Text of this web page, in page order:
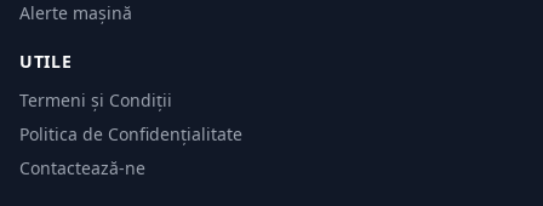
Alerte mașină
UTILE
Termeni și Condiții
Politica de Confidențialitate
Contactează-ne